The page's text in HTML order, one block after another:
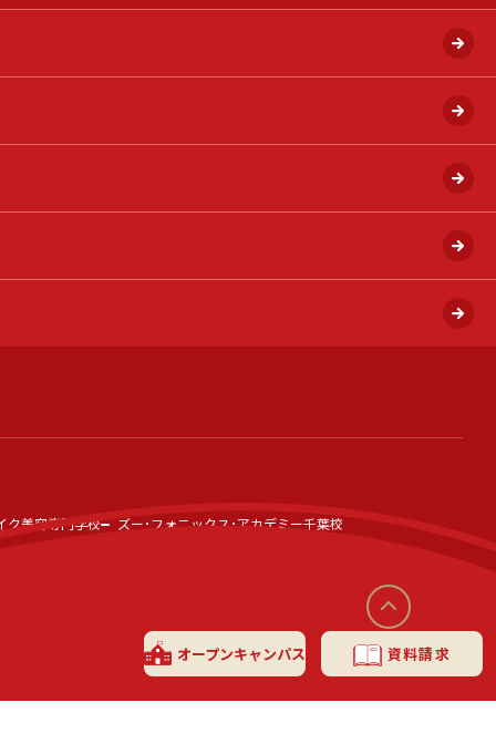
ク美容専門学校 ズー･フォニックス･アカデミー千葉校
オープンキャンパス 資料請求